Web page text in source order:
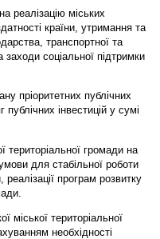
реалізацію міських
країни, утримання та
транспортної та
соціальної підтримки
пріоритетних публічних
публічних інвестицій у сумі
територіальної громади на
для стабільної роботи
програм розвитку
міської територіальної
необхідності